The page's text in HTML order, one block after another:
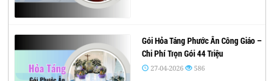
Gói Hỏa Táng Phước Ân Công Giáo –
Chi Phí Trọn Gói 44 Triệu
27-04-2026 586